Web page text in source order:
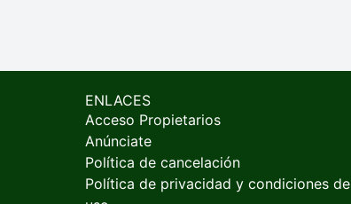
ENLACES
Acceso Propietarios
Anúnciate
Política de cancelación
Política de privacidad y condiciones de